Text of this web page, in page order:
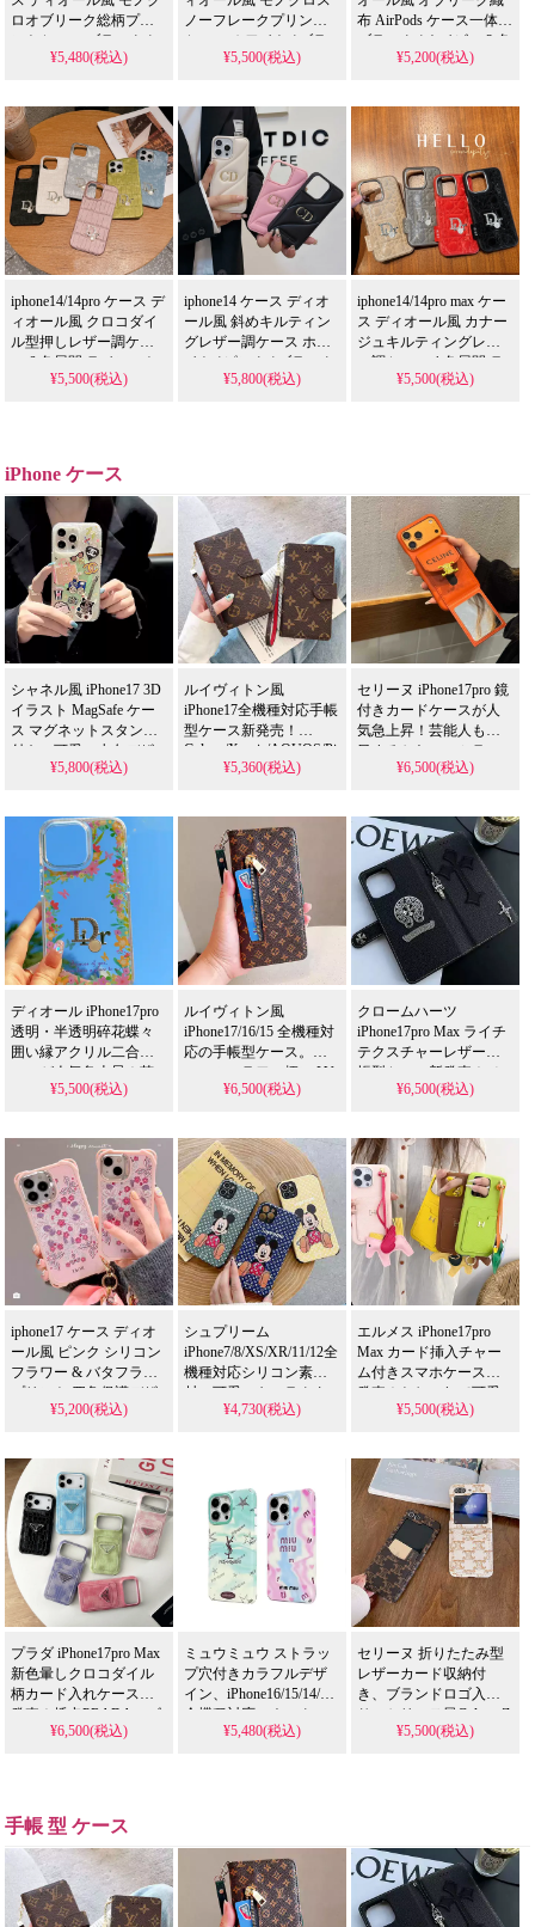
ロオブリーク総柄プリ
ントケース ブラック /
グレー 2 色 ロゴライン
で芸能人風 大人レディ
ースに人気 アイフォン
18/17/16/15/14/13/12/11/SE/8/7
携帯ケース 全機種対応
¥5,480(税込)
ノーフレークプリント
ケース ホワイト / ブラ
ック 2 色 グロス加工 耐
人風 大人レディース・
メンズに人気 アイフォ
ン
18/17/16/15/14/13/12/11/SE/8/7
携帯ケース 全機種対応
1 個買うと 1 個無料
¥5,500(税込)
布 AirPods ケース一体型
ブラック / ネイビー 2 色
レザーストラップ付き
レディースにおすすめ
アイフォン
14/14pro/15/15pro max 携
帯ケース 全機種対応 1
個買うと 1 個無料
¥5,200(税込)
iphone14/14pro ケース デ
ィオール風 クロコダイ
ル型押しレザー調ケー
ス 6 色展開 ラインスト
ーン D ロゴ + パール付
ィース向け アイフォン
Galaxy
S21/S22/S23/S24/S25
Ultra 携帯ケース 全機種
対応 無料プレゼント
¥5,500(税込)
iphone14 ケース ディオ
ール風 斜めキルティン
グレザー調ケース ホワ
イト / ピンク / ブラック
3 色 CD ゴールドメタル
18/17/16/15/14/13/12/11/SE/8/7
携帯ケース 全機種対応
1 個買うと 1 個無料
¥5,800(税込)
iphone14/14pro max ケー
ス ディオール風 カナー
ジュキルティングレザ
ー調ケース 4 色展開 ラ
インストーン D ロゴ +
18/18pro/16pro/16pro max
携帯ケース 全機種対応
1 個買うと 1 個無料
¥5,500(税込)
iPhone ケース
シャネル風 iPhone17 3D
イラスト MagSafe ケー
ス マグネットスタンド
付き。可愛い少女デザ
インで iPhone16/15/14/13
衝撃・防水機能付き。
今流行りの 3D マグネッ
トスタイルをお手頃価
格で。iPhone17 Pro/16
Pro Max にも対応！
¥5,800(税込)
ルイヴィトン風
iPhone17全機種対応手帳
型ケース新発売！
Galaxy/Xperia/AQUOS/Pixel
全機種対応、女性向け
用する人気アイテム、
耐衝撃＆防水の多機能
仕様。かわいいスタイ
ルが流行り、iPhone17ケ
ースとして格安で手に
入る。
iPhone16pro/15promaxケ
ースとしても使える優
¥5,360(税込)
セリーヌ iPhone17pro 鏡
付きカードケースが人
気急上昇！芸能人も注
目するかわいいミラー
デザイン、耐衝撃＆防
える格安価格、
iPhone16pro/15promaxケ
ースとしてもおすすめ
の多機能アイテム！
¥6,500(税込)
ディオール iPhone17pro
透明・半透明碎花蝶々
囲い縁アクリル二合ケ
ースが人気急上昇！芸
能人も注目するかわい
群。iPhone17ケースとし
て使える格安価格、流
行りの多機能アイテ
ム。
iPhone16pro/15promaxケ
ースとしてもおすす
め！
¥5,500(税込)
ルイヴィトン風
iPhone17/16/15 全機種対
応の手帳型ケース。ス
モールフラワー柄に LV
風ロゴがデザインさ
います。ソニー Xperia 5
V/10 V/1 V Gaming
Edition/1 V にも対応
¥6,500(税込)
クロームハーツ
iPhone17pro Max ライチ
テクスチャーレザー手
帳型ケース新発売！メ
タルロゴ＆ブランドロ
愛用する人気アイテ
ム、耐衝撃＆防水の多
機能。かわいいデザイ
ンが流行りのスタイ
ル、iPhone17ケースとし
て格安で手に入る。
iPhone16pro/15promaxケ
ースとしても使える優
¥6,500(税込)
iphone17 ケース ディオ
ール風 ピンク シリコン
フラワー & バタフライ
プリント 四角保護デザ
イン 耐衝撃 カメラ保護
質 アイフォン
18/18pro/17pro/17pro max
携帯ケース 全機種対応
¥5,200(税込)
シュプリーム
iPhone7/8/XS/XR/11/12全
機種対応シリコン素
材、可愛いキャラクタ
ーデザイン。高校生に
多機能仕様、かわいい
流行りデザイン。格安
で手に入り、
iPhone17pro/16promaxケ
ースとしても使える優
れもの！
¥4,730(税込)
エルメス iPhone17pro
Max カード挿入チャー
ム付きスマホケース新
発売！おしゃれで可愛
いデザインが芸能人に
仕ブランドの高級感が
漂う逸品。iPhone17ケー
スとして格安で手に入
iPhone16pro/15promaxケ
ースとしても使える優
れもの！
¥5,500(税込)
プラダ iPhone17pro Max
新色暈しクロコダイル
柄カード入れケース新
発売！插卡PRADAロゴ
入り皮革素材、芸能人
ザインが流行りのスタ
イル。アイフォン
Galaxy
S21/S22/S23/S24/S25
Ultra 携帯ケース 全機種
対応
¥6,500(税込)
ミュウミュウ ストラッ
プ穴付きカラフルデザ
イン、iPhone16/15/14/13
全機種対応。ネックス
トラップ落下防止、芸
ースとしてもおすすめ
の多機能アイテム！
¥5,480(税込)
セリーヌ 折りたたみ型
レザーカード収納付
き、ブランドロゴ入
り。セリーヌ風Galaxy Z
Flip6/5/4/3対応、背面カ
折りたたみレザースタ
イルが流行り、格安で
手に入り、
iPhone17pro/16promaxケ
¥5,500(税込)
手帳 型 ケース